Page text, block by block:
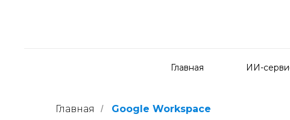
Главная ИИ-
Главная / Google Workspace